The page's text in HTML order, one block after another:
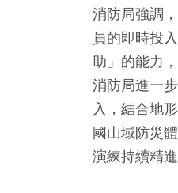
消防局強調
員的即時投
助」的能力
消防局進一
入，結合地
國山域防災
演練持續精
259+
文教